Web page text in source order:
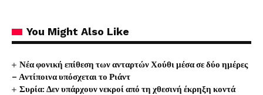
You Might Also Like
Νέα φονική επίθεση των ανταρτών Χούθι μέσα σε δύο ημέρες
– Αντίποινα υπόσχεται το Ριάντ
Συρία: Δεν υπάρχουν νεκροί από τη χθεσινή έκρηξη κοντά